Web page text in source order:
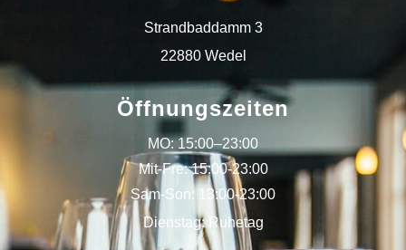
Strandbaddamm 3
22880 Wedel
Öffnungszeiten
MO: 15:00–23:00
Mit-Fre: 15:00-23:00
Sam-Son: 13:00-23:00
Dienstag: Ruhetag